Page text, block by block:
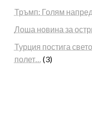
Тръмп: Голям
Лоша новина за
Турция постига
полет… (3)